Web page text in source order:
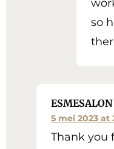
so
ESMESALON
5 mei 2023 at
Thank you